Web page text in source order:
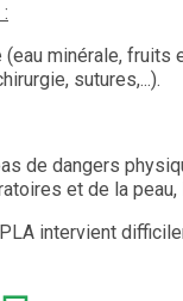
minérale, fruits
sutures,...).
de dangers
et de la
intervient